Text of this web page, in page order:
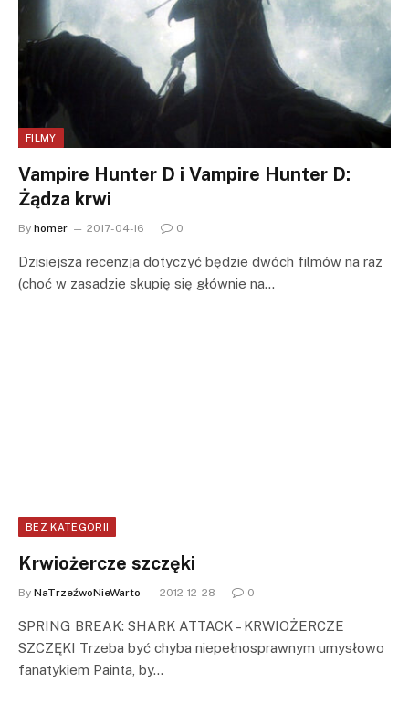
FILMY
Vampire Hunter D i Vampire Hunter D:
Żądza krwi
By homer 2017-04-16 0
Dzisiejsza recenzja dotyczyć będzie dwóch filmów na raz
(choć w zasadzie skupię się głównie na…
BEZ KATEGORII
Krwiożercze szczęki
By NaTrzeźwoNieWarto 2012-12-28 0
SPRING BREAK: SHARK ATTACK – KRWIOŻERCZE
SZCZĘKI Trzeba być chyba niepełnosprawnym umysłowo
fanatykiem Painta, by…